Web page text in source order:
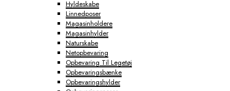
Hyldeskabe
Linnedposer
Magasinholdere
Magasinhylder
Naturskabe
Netopbevaring
Opbevaring Til Legetøj
Opbevaringsbænke
Opbevaringshylder